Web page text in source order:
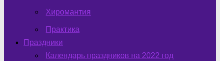
Хиромантия
Практика
Праздники
Календарь праздников на 2022 год